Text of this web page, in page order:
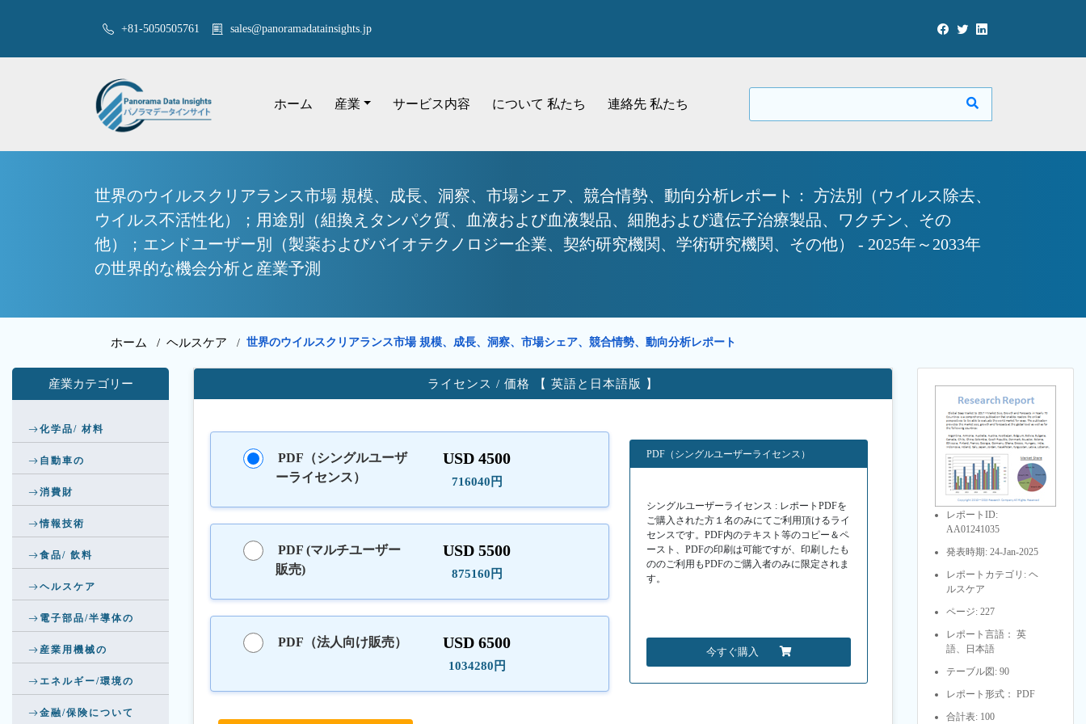
+81-5050505761 sales@panoramadatainsights.jp
ホーム 産業 サービス内容 について 私たち 連絡先 私たち
世界のウイルスクリアランス市場 規模、成長、洞察、市場シェア、競合情勢、動向分析レポート： 方法別（ウイルス除去、
ウイルス不活性化）；用途別（組換えタンパク質、血液および血液製品、細胞および遺伝子治療製品、ワクチン、その
他）；エンドユーザー別（製薬およびバイオテクノロジー企業、契約研究機関、学術研究機関、その他） - 2025年～2033年
の世界的な機会分析と産業予測
ホーム / ヘルスケア / 世界のウイルスクリアランス市場 規模、成長、洞察、市場シェア、競合情勢、動向分析レポート
産業カテゴリー
化学品/ 材料
自動車の
消費財
情報技術
食品/ 飲料
ヘルスケア
電子部品/半導体の
産業用機械の
エネルギー/環境の
金融/保険について
ライセンス / 価格 【 英語と日本語版 】
PDF（シングルユーザ
ーライセンス）
USD 4500
716040円
PDF (マルチユーザー
販売)
USD 5500
875160円
PDF（法人向け販売） USD 6500
1034280円
PDF（シングルユーザーライセンス）
シングルユーザーライセンス : レポートPDFを
ご購入された方１名のみにてご利用頂けるライ
センスです。PDF内のテキスト等のコピー＆ペ
ースト、PDFの印刷は可能ですが、印刷したも
ののご利用もPDFのご購入者のみに限定されま
す。
今すぐ購入
レポートID:
AA01241035
発表時期: 24-Jan-2025
レポートカテゴリ: ヘ
ルスケア
ページ: 227
レポート言語： 英
語、日本語
テーブル図: 90
レポート形式： PDF
合計表: 100